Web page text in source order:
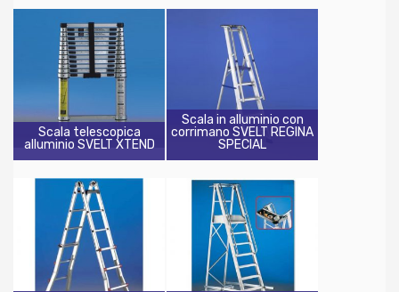
Scala telescopica
alluminio SVELT XTEND
Scala in alluminio con
corrimano SVELT REGINA
SPECIAL